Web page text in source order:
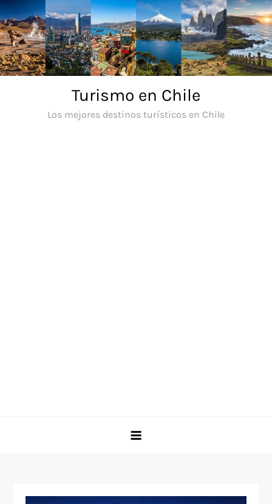
Saltar
al
contenido
Turismo en Chile
Los mejores destinos turísticos en Chile